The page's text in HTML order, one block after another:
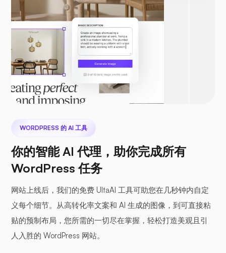
WORDPRESS 的 AI 工具
你的智能 AI 代理，助你完成所有
WordPress 任务
网站上线后，我们的免费 UltaAI 工具可助您在几秒钟内自定
义每个细节。从高转化率文案和 AI 生成的图像，到可直接粘
贴的预制布局，您所需的一切尽在掌握，轻松打造美观且引
人入胜的 WordPress 网站。